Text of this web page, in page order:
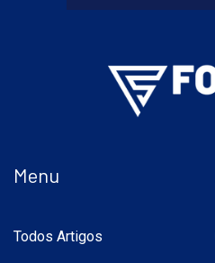
Menu
Todos Artigos